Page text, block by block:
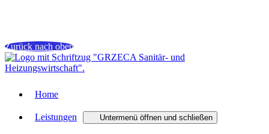
Zurück nach oben
Home
Leistungen Untermenü öffnen und schließen